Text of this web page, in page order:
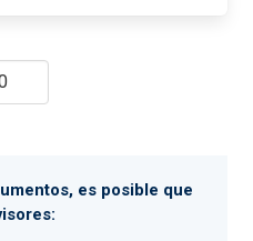
es posible que